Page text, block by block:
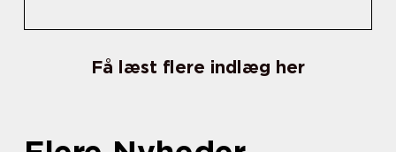
Få læst flere indlæg her